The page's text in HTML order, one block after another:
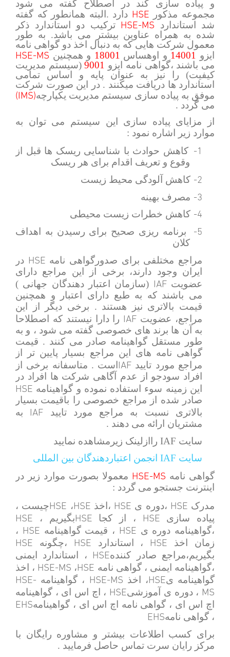
و پیاده سازی کند در اصطلاح گفته می شود
مجموعه مذکور HSE دارد .البته همانطور که گفته
شد استاندارد HSE-MS ترکیب دو استاندارد ذکر
شده به همراه عناوین بیشتر می باشد. به طور
معمول شرکت هایی که به دنبال اخذ دو گواهی نامه
ایزو 14001 و اوهساس 18001 و همچنین HSE-MS
می باشند ،گواهی نامه ایزو 9001(سیستم مدیریت
کیفیت) را نیز به عنوان پایه و اساس تمامی
استاندارد ها دریافت میکنند . در این صورت شرکت
موفق به پیاده سازی سیستم مدیریت یکپارچه(IMS)
می گردد .
از مزایای پیاده سازی این سیستم می توان به
موارد زیر اشاره نمود :
1-
کاهش حوادث با شناسایی ریسک ها قبل از
وقوع و تعریف اقدام برای هر ریسک
2- کاهش آلودگی محیط زیست
3- مصرف بهینه
4- کاهش خطرات زیست محیطی
5-
برنامه ریزی صحیح برای رسیدن به اهداف
کلان
مراجع مختلفی برای صدورگواهی نامه HSE در
ایران وجود دارند، برخی از این مراجع دارای
عضویتIAF (سازمان اعتبار دهندگان جهانی )
می باشند که به طبع دارای اعتبار و همچنین
قیمت بالاتری نیز هستند . برخی دیگر از این
مراجع، عضویت IAF را دارا نیستند که اصطلاحا
به آن ها برند های خصوصی گفته می شود ، و به
طور مستقل گواهینامه صادر می کنند . قیمت
گواهی نامه های این مراجع بسیار پایین تر از
مراجع مورد تایید IAFاست . متاسفانه برخی از
افراد سودجو از عدم آگاهی شرکت ها افراد در
این زمینه سوء استفاده نموده و گواهینامه HSE
صادر شده از مراجع خصوصی را باقیمت بسیار
بالاتری نسبت به مراجع مورد تایید IAF به
مشتریان ارائه می دهند .
سایت IAF راازلینک زیرمشاهده نمایید
سایت IAF انجمن اعتباردهندگان بین المللی
گواهی نامه HSE-MS معمولا بصورت موارد زیر در
اینترنت جستجو می گردد :
مدرک HSE ،دوره ی HSE ،اخذ HSE، HSEچیست ،
پیاده سازی HSE ، از کجا HSEبگیریم ، HSE
،گواهینامه دوره ی HSE ، قیمت گواهینامه HSE ،
زمان اخذ HSE ، استاندارد HSE ،چگونه HSE
بگیریم،مراجع صادر کنندهHSE ، استاندارد ایمنی
،گواهینامه ایمنی ، گواهی نامه HSE، HSE-MS ، اخذ
گواهینامه یHSE، اخذ HSE-MS ، گواهینامه HSE-
MS ، دوره ی آموزشیHSE ، اچ اس ای ، گواهینامه
اچ اس ای ، گواهی نامه اچ اس ای ، گواهینامهEHS
، گواهی نامهEHS
برای کسب اطلاعات بیشتر و مشاوره رایگان با
مرکز رایان سرت تماس حاصل فرمایید .